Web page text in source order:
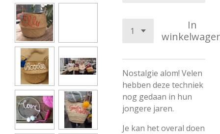
In
Nostalgie alom! Velen
hebben deze techniek
nog gedaan in hun
jongere jaren.
Je kan het overal doen